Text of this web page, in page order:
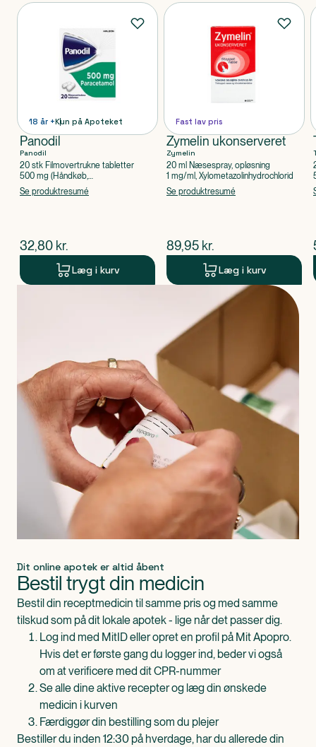
Produkter
18 år +Kun på Apoteket
Panodil
Panodil
20 stk Filmovertrukne tabletter
500 mg (Håndkøb,
apoteksforbeholdt), Paracetamol
Se produktresumé
$nuværende pris
32,80 kr.
Læg i kurv
Fast lav pris
Zymelin ukonserveret
Zymelin
20 ml Næsespray, opløsning
1 mg/ml, Xylometazolinhydrochlorid
Se produktresumé
$nuværende pris
89,95 kr.
Læg i kurv
Dit online apotek er altid åbent
Bestil trygt din medicin
Bestil din receptmedicin til samme pris og med samme
tilskud som på dit lokale apotek - lige når det passer dig.
Log ind med MitID eller opret en profil på Mit Apopro.
Hvis det er første gang du logger ind, beder vi også
om at verificere med dit CPR-nummer
Se alle dine aktive recepter og læg din ønskede
medicin i kurven
Færdiggør din bestilling som du plejer
Bestiller du inden 12:30 på hverdage, har du allerede din